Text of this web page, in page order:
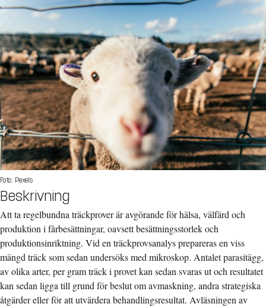
Foto: Pexels
Beskrivning
Att ta regelbundna träckprover är avgörande för hälsa, välfärd och
produktion i fårbesättningar, oavsett besättningsstorlek och
produktionsinriktning. Vid en träckprovsanalys prepareras en viss
mängd träck som sedan undersöks med mikroskop. Antalet parasitägg,
av olika arter, per gram träck i provet kan sedan svaras ut och resultatet
kan sedan ligga till grund för beslut om avmaskning, andra strategiska
åtgärder eller för att utvärdera behandlingsresultat. Avläsningen av